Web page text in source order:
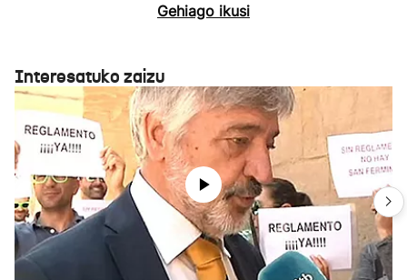
Gehiago ikusi
Interesatuko zaizu